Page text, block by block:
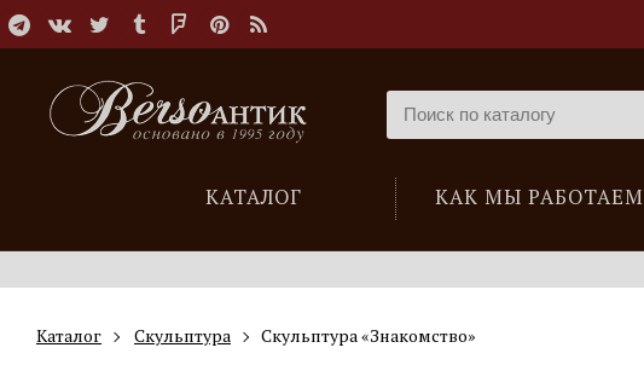
КАТАЛОГ КАК МЫ РАБОТАЕМ
Каталог Скульптура Скульптура «Знакомство»